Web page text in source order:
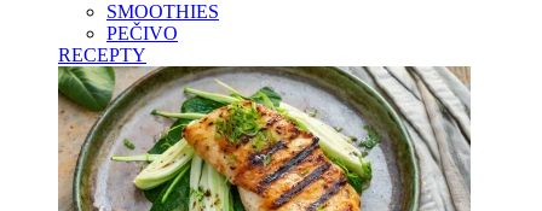
SMOOTHIES
PEČIVO
RECEPTY